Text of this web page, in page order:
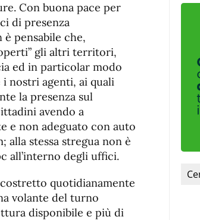
Con buona pace per
di presenza
pensabile che,
gli altri territori,
ed in particolar modo
i nostri agenti, ai quali
la presenza sul
avendo a
e non adeguato con auto
alla stessa stregua non è
all’interno degli uffici.
quotidianamente
volante del turno
disponibile e più di